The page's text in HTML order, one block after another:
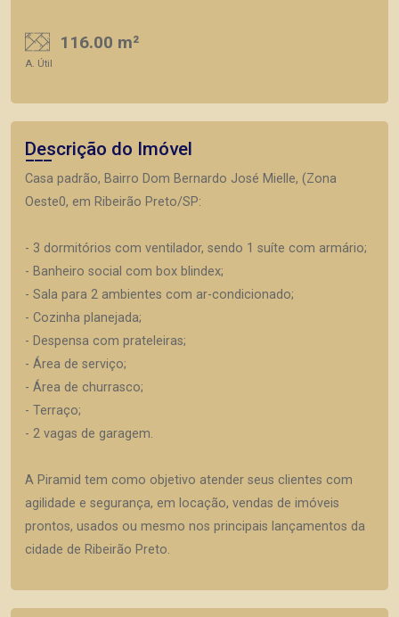
116.00 m²
A. Útil
Descrição do Imóvel
Casa padrão, Bairro Dom Bernardo José Mielle, (Zona
Oeste0, em Ribeirão Preto/SP:
- 3 dormitórios com ventilador, sendo 1 suíte com armário;
- Banheiro social com box blindex;
- Sala para 2 ambientes com ar-condicionado;
- Cozinha planejada;
- Despensa com prateleiras;
- Área de serviço;
- Área de churrasco;
- Terraço;
- 2 vagas de garagem.
A Piramid tem como objetivo atender seus clientes com
agilidade e segurança, em locação, vendas de imóveis
prontos, usados ou mesmo nos principais lançamentos da
cidade de Ribeirão Preto.